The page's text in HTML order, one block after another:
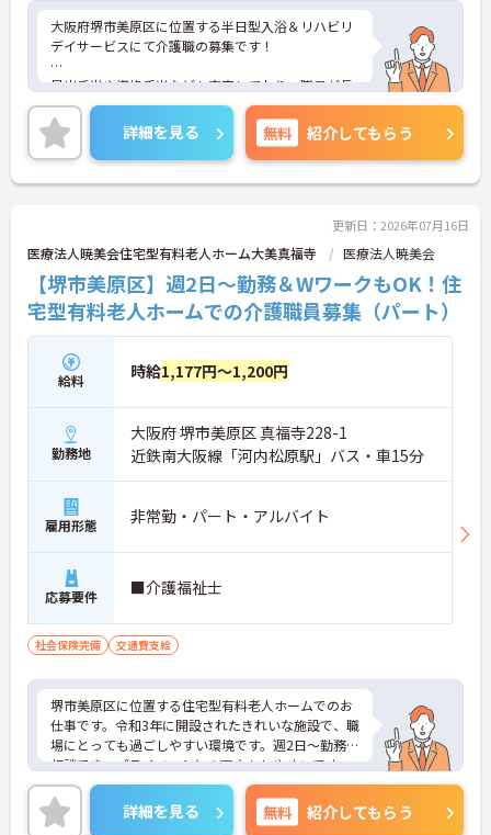
大阪府堺市美原区に位置する半日型入浴＆リハビリ
デイサービスにて介護職の募集です！
早出手当や資格手当なども充実しており、職員が長
期的に働きやすい環境づくりを大切にしています。
ご興味ある方には、面接対策ポイントなど、さらに
詳細をお話しいたしますのでお気軽にご相談くださ
い！
詳細を見る 無料 紹介してもらう
更新日：2026年07月16日
医療法人暁美会住宅型有料老人ホーム大美真福寺 医療法人暁美会
【堺市美原区】週2日～勤務＆WワークもOK！住
宅型有料老人ホームでの介護職員募集（パート）
給料 時給1,177円～1,200円
勤務地
大阪府 堺市美原区 真福寺228-1
近鉄南大阪線「河内松原駅」バス・車15分
雇用形態 非常勤・パート・アルバイト
応募要件 ■介護福祉士
社会保険完備 交通費支給
堺市美原区に位置する住宅型有料老人ホームでのお
仕事です。令和3年に開設されたきれいな施設で、職
場にとっても過ごしやすい環境です。週2日～勤務が
相談でき、プライベートとの両立もしやすいです。
ご興味のある方には、面接対策ポイントなど、さら
に詳細をお話しいたしますのでお気軽にご相談くだ
さい！
詳細を見る 無料 紹介してもらう